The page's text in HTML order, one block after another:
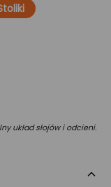
układ słojów i odcieni.